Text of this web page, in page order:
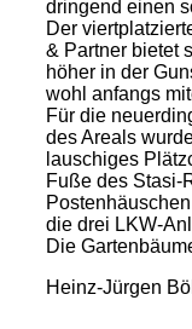
dringend einen
Der
& Partner bietet
höher in der
wohl anfangs
Für die
des Areals
lauschiges
Fuße des Stasi-
die drei LKW-
Die
Heinz-Jürgen